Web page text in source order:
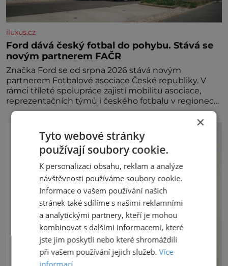
iluxus.cz
Ford dává český fotbal do pohybu. Stává se
novým partnerem FAČR
Značka Ford se od srpna 2026 stává novým
partnerem Fotbalové asociace České republiky. V
rámci tříleté spolupráce zajistí mobilitu asociace,
reprezentačních týmů i českého fotbalu v regionech.
Partner
×
Tyto webové stránky
používají soubory cookie.
K personalizaci obsahu, reklam a analýze
návštěvnosti používáme soubory cookie.
Informace o vašem používání našich
stránek také sdílíme s našimi reklamními
a analytickými partnery, kteří je mohou
kombinovat s dalšími informacemi, které
jste jim poskytli nebo které shromáždili
při vašem používání jejich služeb.Více
informací